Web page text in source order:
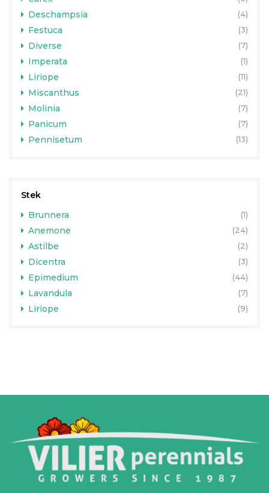
Deschampsia (4)
Festuca (3)
Diverse (7)
Imperata (1)
Liriope (11)
Miscanthus (21)
Molinia (7)
Panicum (7)
Pennisetum (13)
Stek
Brunnera
(1)
Anemone (24)
Astilbe (2)
Dicentra (3)
Epimedium (44)
Lavandula (7)
Liriope (9)